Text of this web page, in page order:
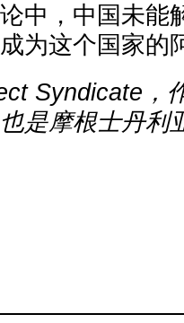
中，中国未能
为这个国家的
，作
是摩根士丹利